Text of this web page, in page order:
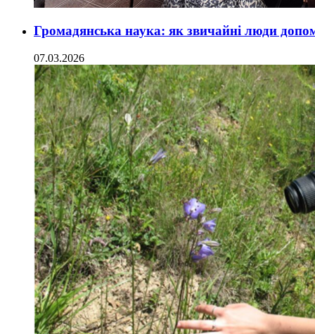
Громадянська наука: як звичайні люди
07.03.2026